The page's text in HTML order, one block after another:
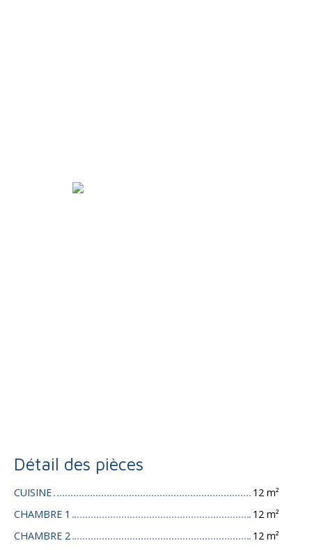
Détail des pièces
CUISINE
12 m²
CHAMBRE 1
12 m²
CHAMBRE 2
12 m²